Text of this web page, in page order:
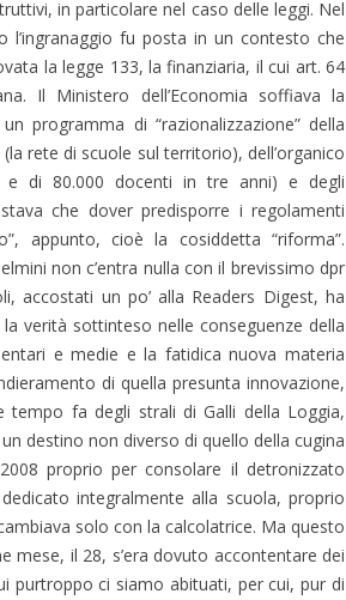
in particolare nel caso delle leggi. Nel
l’ingranaggio fu posta in un contesto che
la legge 133, la finanziaria, il cui art. 64
Il Ministero dell’Economia soffiava la
programma di “razionalizzazione” della
rete di scuole sul territorio), dell’organico
e di 80.000 docenti in tre anni) e degli
che dover predisporre i regolamenti
appunto, cioè la cosiddetta “riforma”.
non c’entra nulla con il brevissimo dpr
accostati un po’ alla Readers Digest, ha
verità sottinteso nelle conseguenze della
e medie e la fatidica nuova materia
di quella presunta innovazione,
tempo fa degli strali di Galli della Loggia,
destino non diverso di quello della cugina
proprio per consolare il detronizzato
integralmente alla scuola, proprio
solo con la calcolatrice. Ma questo
il 28, s’era dovuto accontentare dei
purtroppo ci siamo abituati, per cui, pur di